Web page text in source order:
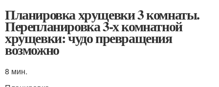
Планировка хрущевки 3 комнаты.
Перепланировка 3-х комнатной
хрущевки: чудо превращения
возможно
8 мин.